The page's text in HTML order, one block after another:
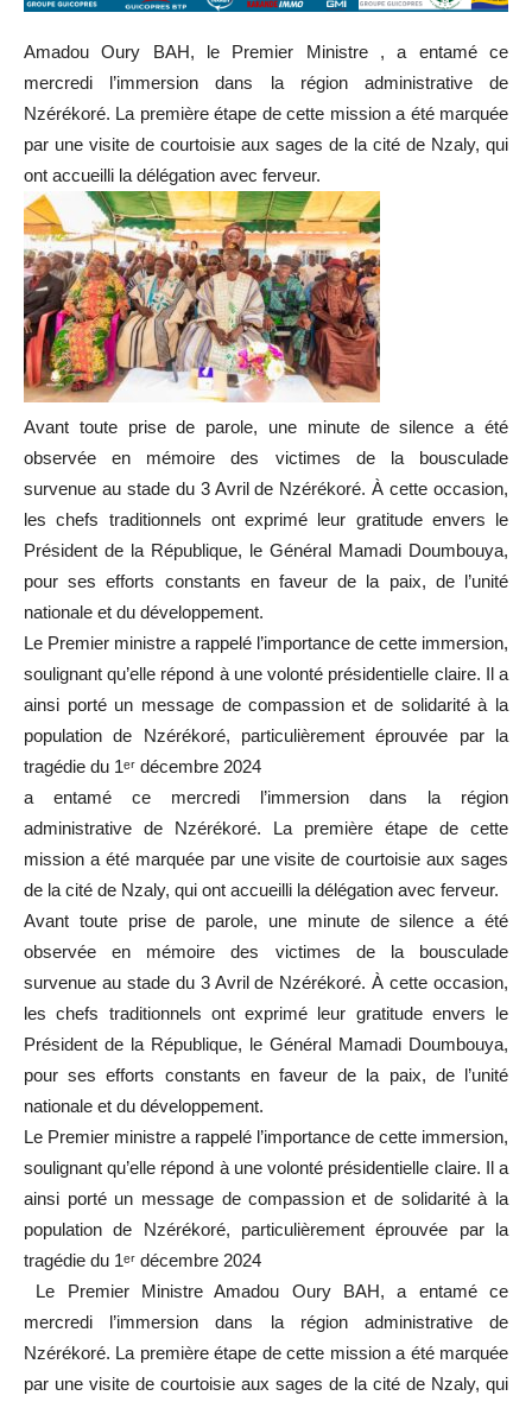
Amadou Oury BAH, le Premier Ministre , a entamé ce
mercredi l’immersion dans la région administrative de
Nzérékoré. La première étape de cette mission a été marquée
par une visite de courtoisie aux sages de la cité de Nzaly, qui
ont accueilli la délégation avec ferveur.
Avant toute prise de parole, une minute de silence a été
observée en mémoire des victimes de la bousculade
survenue au stade du 3 Avril de Nzérékoré. À cette occasion,
les chefs traditionnels ont exprimé leur gratitude envers le
Président de la République, le Général Mamadi Doumbouya,
pour ses efforts constants en faveur de la paix, de l’unité
nationale et du développement.
Le Premier ministre a rappelé l’importance de cette immersion,
soulignant qu’elle répond à une volonté présidentielle claire. Il a
ainsi porté un message de compassion et de solidarité à la
population de Nzérékoré, particulièrement éprouvée par la
tragédie du 1ᵉʳ décembre 2024
a entamé ce mercredi l’immersion dans la région
administrative de Nzérékoré. La première étape de cette
mission a été marquée par une visite de courtoisie aux sages
de la cité de Nzaly, qui ont accueilli la délégation avec ferveur.
Avant toute prise de parole, une minute de silence a été
observée en mémoire des victimes de la bousculade
survenue au stade du 3 Avril de Nzérékoré. À cette occasion,
les chefs traditionnels ont exprimé leur gratitude envers le
Président de la République, le Général Mamadi Doumbouya,
pour ses efforts constants en faveur de la paix, de l’unité
nationale et du développement.
Le Premier ministre a rappelé l’importance de cette immersion,
soulignant qu’elle répond à une volonté présidentielle claire. Il a
ainsi porté un message de compassion et de solidarité à la
population de Nzérékoré, particulièrement éprouvée par la
tragédie du 1ᵉʳ décembre 2024
Le Premier Ministre Amadou Oury BAH, a entamé ce
mercredi l’immersion dans la région administrative de
Nzérékoré. La première étape de cette mission a été marquée
par une visite de courtoisie aux sages de la cité de Nzaly, qui